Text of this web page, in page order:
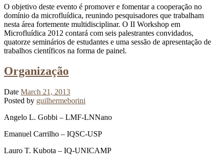
O objetivo deste evento é promover e fomentar a cooperação no
domínio da microfluídica, reunindo pesquisadores que trabalham
nesta área fortemente multidisciplinar. O II Workshop em
Microfluídica 2012 contará com seis palestrantes convidados,
quatorze seminários de estudantes e uma sessão de apresentação de
trabalhos científicos na forma de painel.
Organização
Date March 21, 2013
Posted by guilhermeborini
Angelo L. Gobbi – LMF-LNNano
Emanuel Carrilho – IQSC-USP
Lauro T. Kubota – IQ-UNICAMP